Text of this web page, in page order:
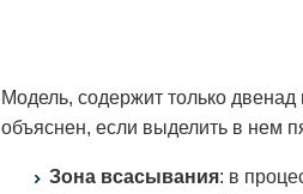
Модель, содержит только
объяснен, если выделить в нем
Зона всасывания: в